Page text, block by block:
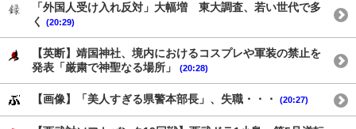
「外国人受け入れ反対」大幅増 東大調査、若い世代で多
く
(20:29)
【英断】靖国神社、境内におけるコスプレや軍装の禁止を
発表「厳粛で神聖なる場所」
(20:28)
【画像】「美人すぎる県警本部長」、失職・・・ (20:27)